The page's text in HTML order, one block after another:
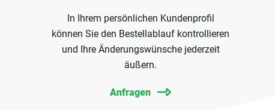
In Ihrem persönlichen Kundenprofil
können Sie den Bestellablauf kontrollieren
und Ihre Änderungswünsche jederzeit
äußern.
Anfragen